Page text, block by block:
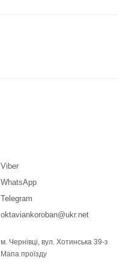
Viber
WhatsApp
Telegram
oktaviankoroban@ukr.net
м. Чернівці, вул. Хотинська 39-з
Мапа проїзду